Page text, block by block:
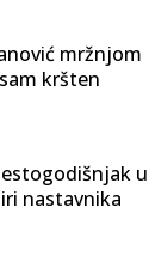
mržnjom
kršten
nastavnika